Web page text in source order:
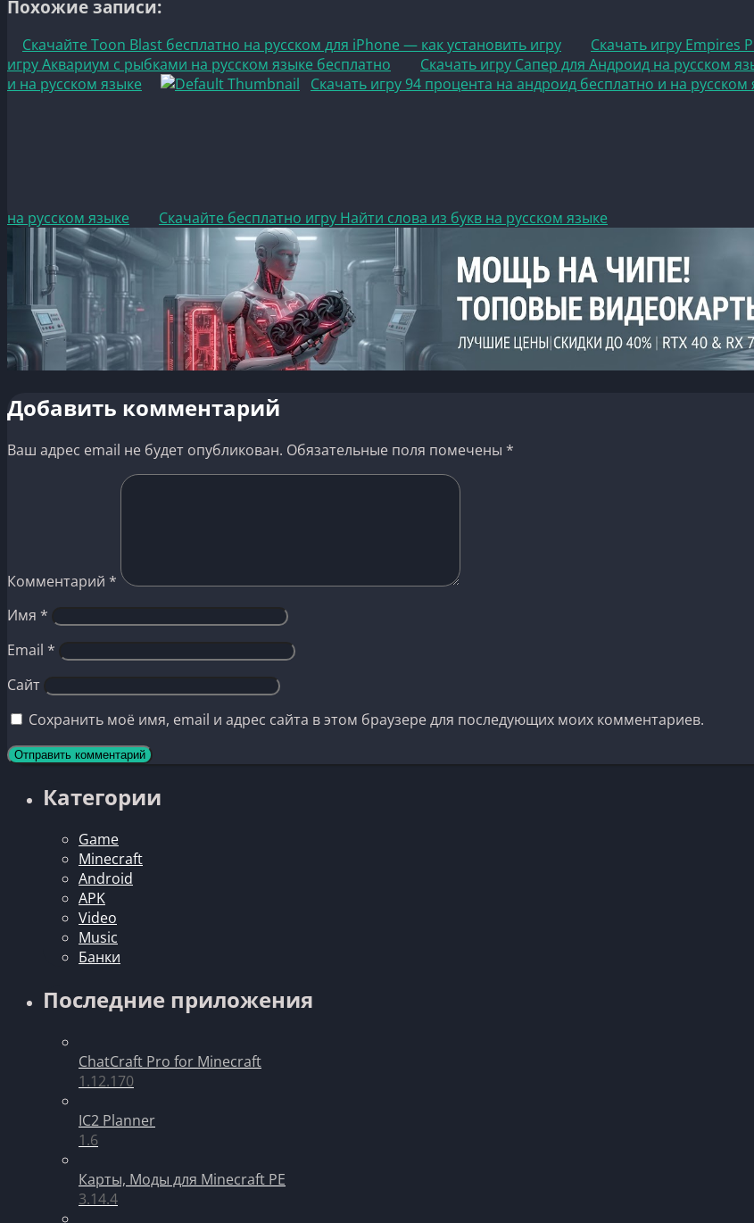
Похожие записи:
Скачайте Toon Blast бесплатно на русском для iPhone — как установить игру Скачать игру Empires
игру Аквариум с рыбками на русском языке бесплатно
Скачать игру Сапер для Андроид на русском
и на русском языке
Скачать игру 94 процента на андроид бесплатно и на русском
на русском языке Скачайте бесплатно игру Найти слова из букв на русском языке
Добавить комментарий
Ваш адрес email не будет опубликован. Обязательные поля помечены *
Комментарий *
Имя *
Email *
Сайт
Сохранить моё имя, email и адрес сайта в этом браузере для последующих моих комментариев.
Категории
Game
Minecraft
Android
APK
Video
Music
Банки
Последние приложения
ChatCraft Pro for Minecraft
1.12.170
IC2 Planner
1.6
Карты, Моды для Minecraft PE
3.14.4